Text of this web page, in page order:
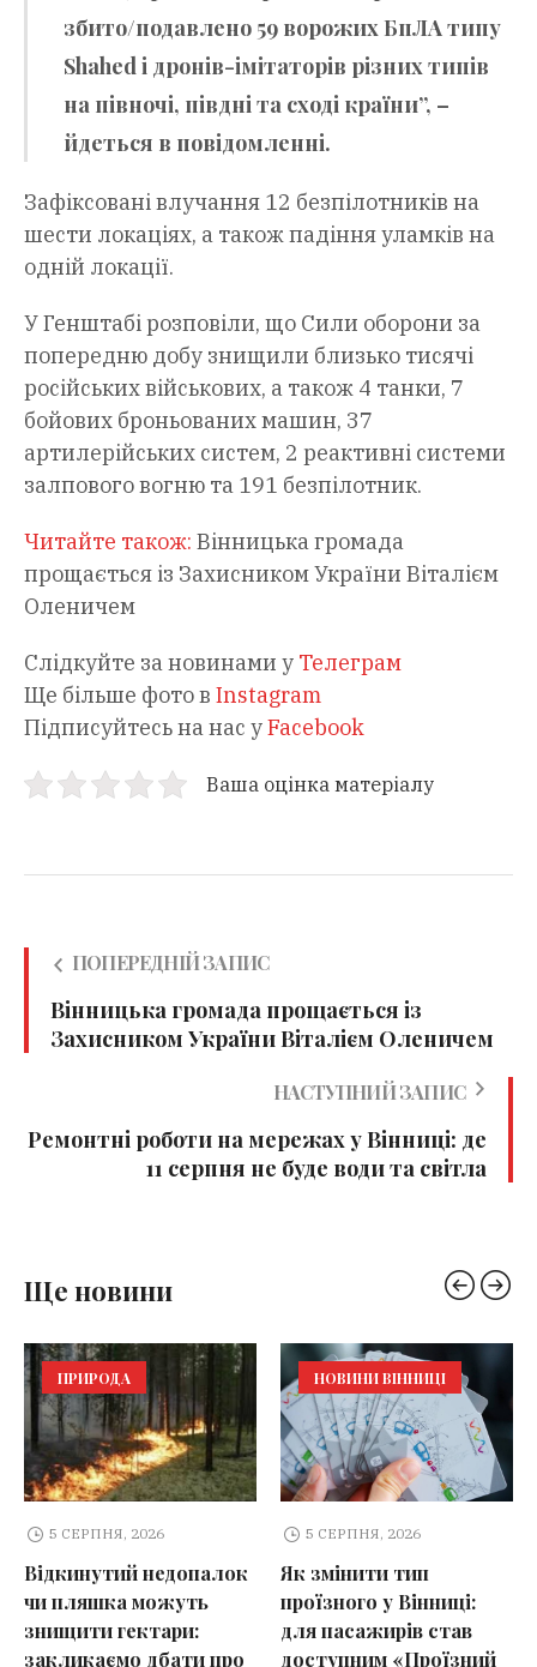
збито/подавлено 59 ворожих БпЛА типу
Shahed і дронів-імітаторів різних типів
на півночі, півдні та сході країни”, –
йдеться в повідомленні.
Зафіксовані влучання 12 безпілотників на
шести локаціях, а також падіння уламків на
одній локації.
У Генштабі розповіли, що Сили оборони за
попередню добу знищили близько тисячі
російських військових, а також 4 танки, 7
бойових броньованих машин, 37
артилерійських систем, 2 реактивні системи
залпового вогню та 191 безпілотник.
Читайте також: Вінницька громада
прощається із Захисником України Віталієм
Оленичем
Слідкуйте за новинами у Телеграм
Ще більше фото в Instagram
Підписуйтесь на нас уFacebook
Ваша оцінка матеріалу
ПОПЕРЕДНІЙ ЗАПИС
Вінницька громада прощається із
Захисником України Віталієм Оленичем
НАСТУПНИЙ ЗАПИС
Ремонтні роботи на мережах у Вінниці: де
11 серпня не буде води та світла
Ще новини
ПРИРОДА
5 СЕРПНЯ, 2026
Відкинутий недопалок
чи пляшка можуть
знищити гектари:
закликаємо дбати про
НОВИНИ ВІННИЦІ
5 СЕРПНЯ, 2026
Як змінити тип
проїзного у Вінниці:
для пасажирів став
доступним «Проїзний